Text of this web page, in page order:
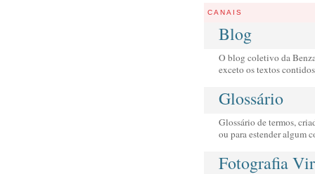
CANAIS
Blog
O blog coletivo da
exceto os textos
Glossário
Glossário de termos,
ou para estender algum
Fotografia